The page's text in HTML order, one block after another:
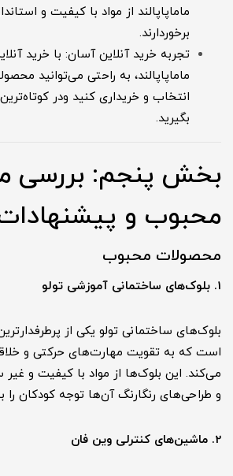
ماماپاپالند از مواد با کیفیت و
برخوردارند.
تجربه خرید آنلاین آسان: با خرید
ماماپاپالند، به راحتی می‌توانید
انتخاب و خریداری کنید ودر
بگیرید.
بخش پنجم: بررسی
محبوب و
محصولات محبوب
1. بلوک‌های ساختمانی آموزشی تولو
بلوک‌های ساختمانی تولو یکی از
است که به تقویت مهارت‌های حرکتی و
می‌کند. این بلوک‌ها از مواد با کیفیت و
و طراحی‌های رنگارنگ آن‌ها توجه کودکان
2. ماشین‌های کنترلی وین فان